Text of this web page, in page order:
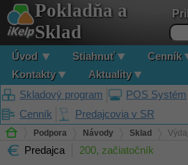
Pokladňa a
Sklad
Úvod Stiahnuť Cenník
Kontakty
Aktuality
Skladový program
POS Systém
Cenník
Predajcovia v SR
Podpora Návody Sklad
Predajca 200, začiatočník